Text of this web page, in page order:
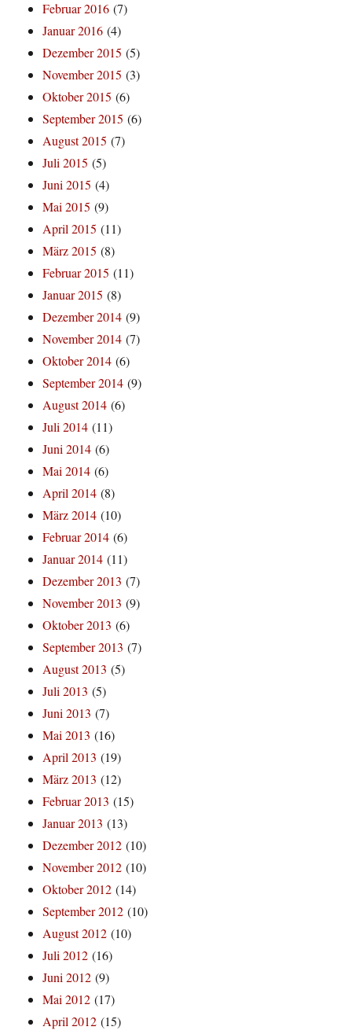
Februar 2016 (7)
Januar 2016 (4)
Dezember 2015 (5)
November 2015 (3)
Oktober 2015 (6)
September 2015 (6)
August 2015 (7)
Juli 2015 (5)
Juni 2015 (4)
Mai 2015 (9)
April 2015 (11)
März 2015 (8)
Februar 2015 (11)
Januar 2015 (8)
Dezember 2014 (9)
November 2014 (7)
Oktober 2014 (6)
September 2014 (9)
August 2014 (6)
Juli 2014 (11)
Juni 2014 (6)
Mai 2014 (6)
April 2014 (8)
März 2014 (10)
Februar 2014 (6)
Januar 2014 (11)
Dezember 2013 (7)
November 2013 (9)
Oktober 2013 (6)
September 2013 (7)
August 2013 (5)
Juli 2013 (5)
Juni 2013 (7)
Mai 2013 (16)
April 2013 (19)
März 2013 (12)
Februar 2013 (15)
Januar 2013 (13)
Dezember 2012 (10)
November 2012 (10)
Oktober 2012 (14)
September 2012 (10)
August 2012 (10)
Juli 2012 (16)
Juni 2012 (9)
Mai 2012 (17)
April 2012 (15)